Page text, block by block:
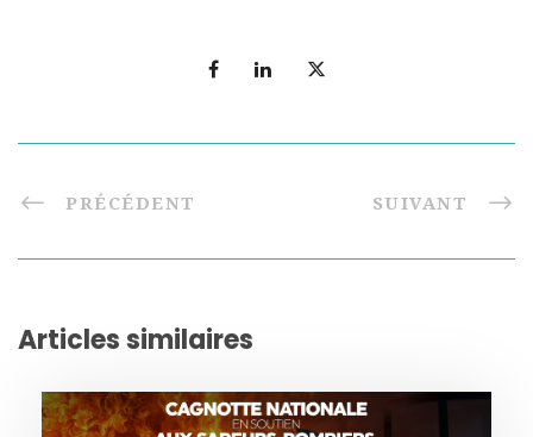
PRÉCÉDENT SUIVANT
Articles similaires